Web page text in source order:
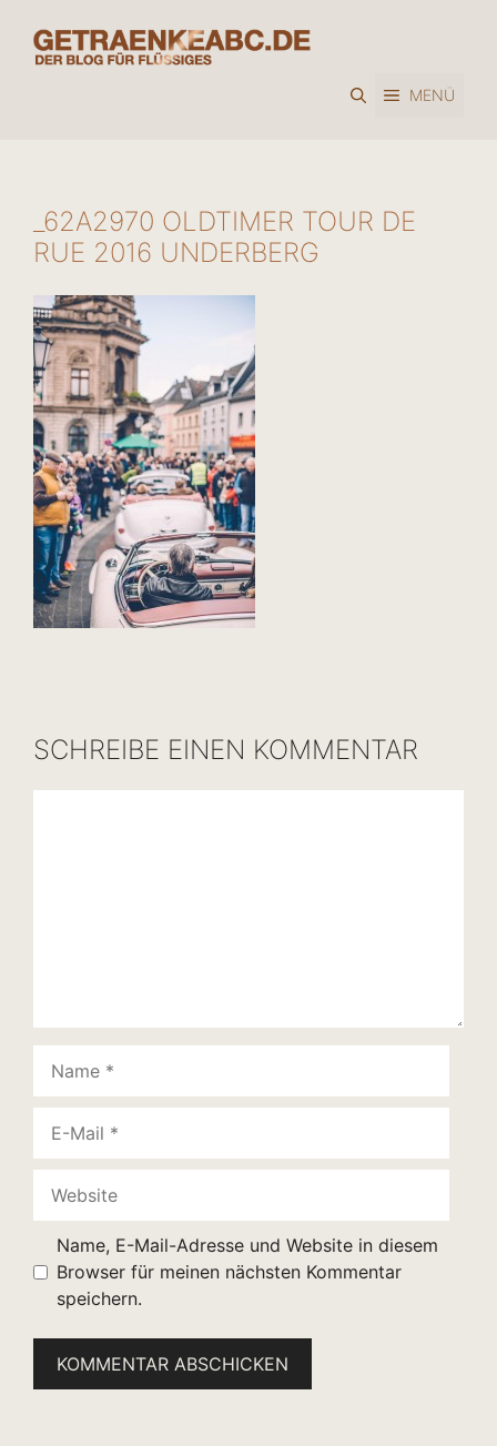
Inhalt
springen
MENÜ
_62A2970 OLDTIMER TOUR DE
RUE 2016 UNDERBERG
SCHREIBE EINEN KOMMENTAR
Mail
Name, E-Mail-Adresse und Website in diesem
Browser für meinen nächsten Kommentar
speichern.